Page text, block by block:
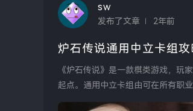
sw
发布了文章 2年前
炉石传说通用中立卡组攻
《炉石传说》是一款棋类游戏，玩
起点。通用中立卡组由可在所有职
解如何合理运用这...